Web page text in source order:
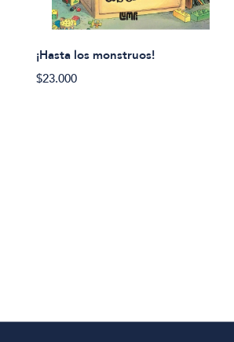
¡Hasta los monstruos!
$23.000